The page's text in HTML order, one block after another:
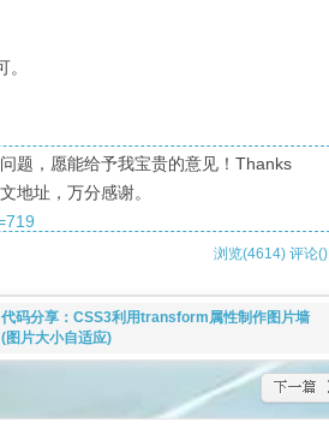
题，愿能给予我宝贵的意见！Thanks
地址，万分感谢。
浏览(4614) 评论()
代码分享：CSS3利用transform属性制作图片墙
(图片大小自适应)